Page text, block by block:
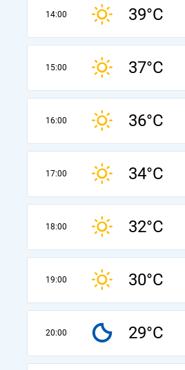
14:00 39°C
15:00 37°C
16:00 36°C
17:00 34°C
18:00 32°C
19:00 30°C
20:00 29°C